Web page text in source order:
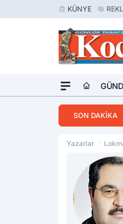
KÜNYE
SON DAKİKA
Yazarlar